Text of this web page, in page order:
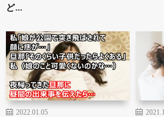
ど…
2022.01.05